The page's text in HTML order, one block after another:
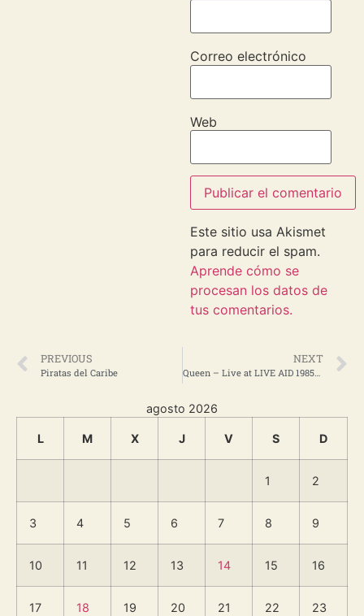
Correo electrónico
Web
Este sitio usa Akismet
para reducir el spam.
Aprende cómo se
procesan los datos de
tus comentarios.
PREVIOUS
Piratas del Caribe
NEXT
Queen – Live at LIVE AID 1985/07/13
agosto 2026
L M X J V S D
1 2
3 4 5 6 7 8 9
10 11 12 13 14 15 16
17 18 19 20 21 22 23